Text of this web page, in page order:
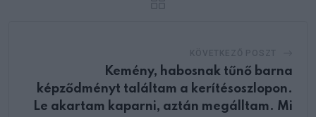
Kemény, habosnak tűnő barna
képződményt találtam a kerítésoszlopon.
Le akartam kaparni, aztán megálltam. Mi